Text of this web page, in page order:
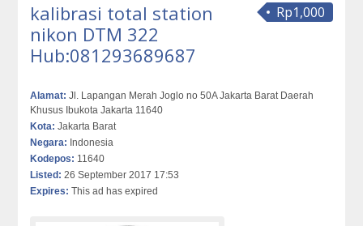
Rp1,000
kalibrasi total station
nikon DTM 322
Hub:081293689687
Alamat: Jl. Lapangan Merah Joglo no 50A Jakarta Barat Daerah
Khusus Ibukota Jakarta 11640
Kota: Jakarta Barat
Negara: Indonesia
Kodepos: 11640
Listed: 26 September 2017 17:53
Expires: This ad has expired